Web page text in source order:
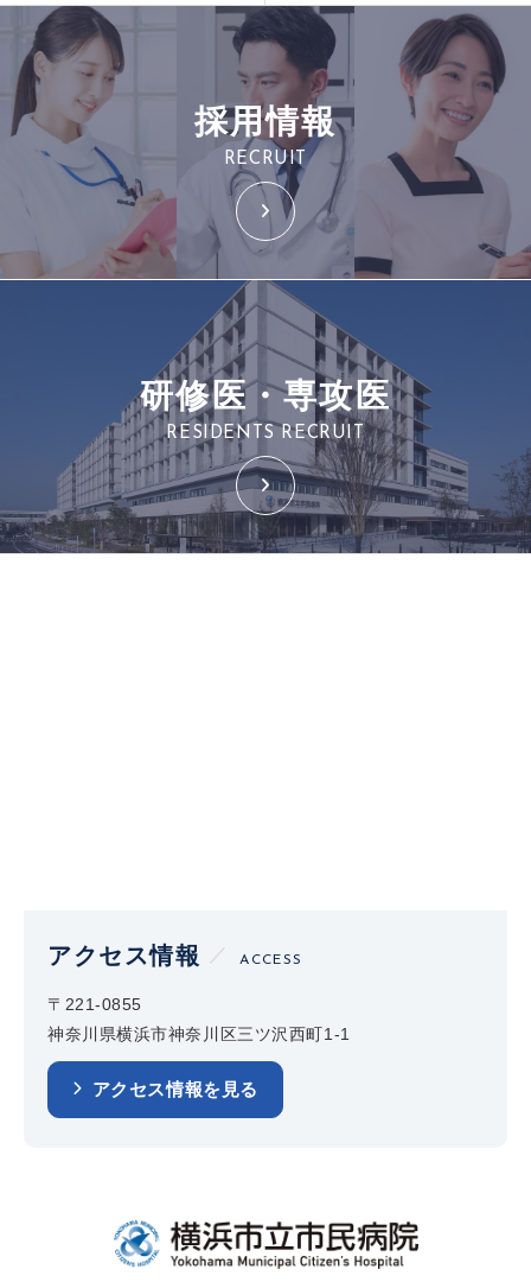
採用情報
RECRUIT
研修医・専攻医
RESIDENTS RECRUIT
アクセス情報 ACCESS
〒221-0855
神奈川県横浜市神奈川区三ツ沢西町1-1
アクセス情報を見る